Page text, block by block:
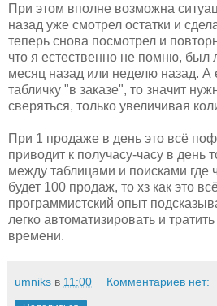
При этом вполне возможна
назад уже смотрел остатки и
теперь снова посмотрел и
что я естественно не помню, был
месяц назад или неделю назад. А
табличку "в заказе", то значит
сверяться, только увеличивая
При 1 продаже в день это всё
приводит к получасу-часу в день
между таблицами и поисками где
будет 100 продаж, то хз как это
программистский опыт
легко автоматизировать и
времени.
umniks в 11:00 Комментариев нет: